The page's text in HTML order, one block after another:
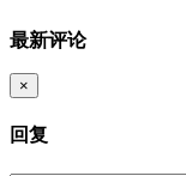
最新评论
×
回复